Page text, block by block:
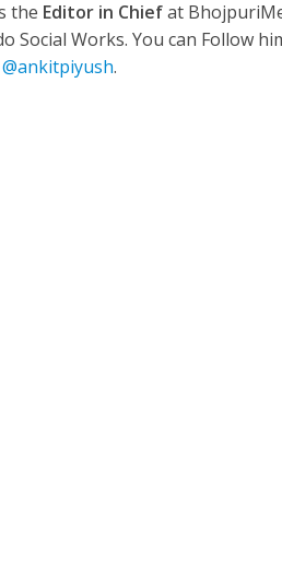
कुलदीप कुमार की “गौरी शंकर की प्रेम कहानी” ने
the Editor in Chiefat
Social Works. You can Follow
@ankitpiyush.